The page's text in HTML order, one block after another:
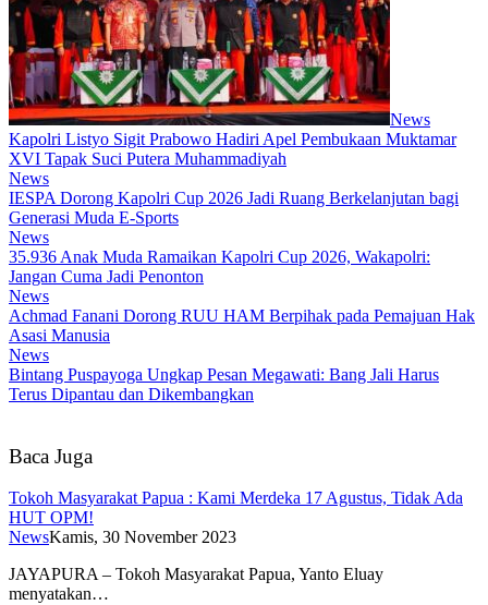
News
Kapolri Listyo Sigit Prabowo Hadiri Apel Pembukaan Muktamar
XVI Tapak Suci Putera Muhammadiyah
News
IESPA Dorong Kapolri Cup 2026 Jadi Ruang Berkelanjutan bagi
Generasi Muda E-Sports
News
35.936 Anak Muda Ramaikan Kapolri Cup 2026, Wakapolri:
Jangan Cuma Jadi Penonton
News
Achmad Fanani Dorong RUU HAM Berpihak pada Pemajuan Hak
Asasi Manusia
News
Bintang Puspayoga Ungkap Pesan Megawati: Bang Jali Harus
Terus Dipantau dan Dikembangkan
Baca Juga
Tokoh Masyarakat Papua : Kami Merdeka 17 Agustus, Tidak Ada
HUT OPM!
NewsKamis, 30 November 2023
JAYAPURA – Tokoh Masyarakat Papua, Yanto Eluay
menyatakan…